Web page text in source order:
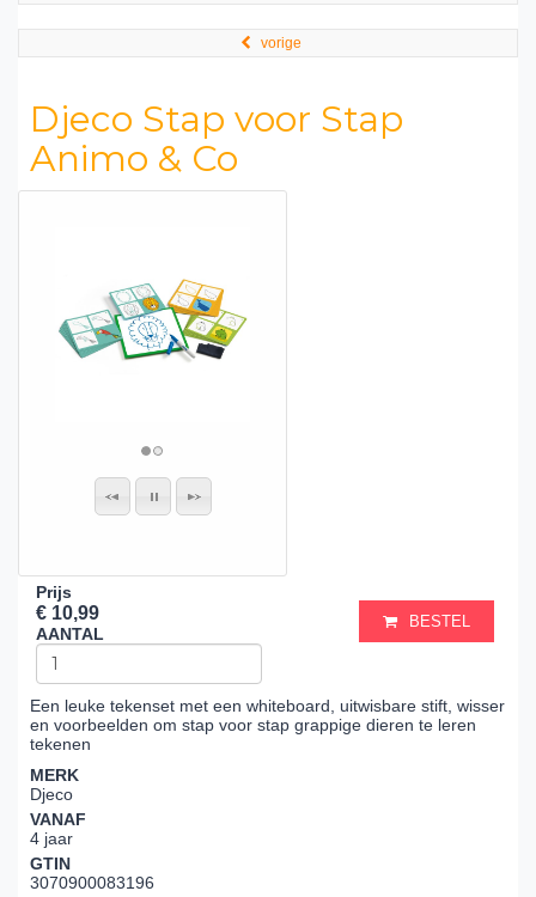
vorige
Djeco Stap voor Stap
Animo & Co
Prijs
€ 10,99
AANTAL
BESTEL
Een leuke tekenset met een whiteboard, uitwisbare stift, wisser
en voorbeelden om stap voor stap grappige dieren te leren
tekenen
MERK
Djeco
VANAF
4 jaar
GTIN
3070900083196